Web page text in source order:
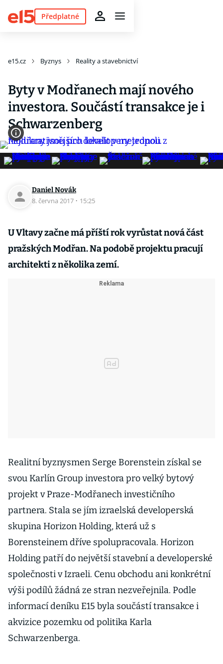
Předplatné
e15.cz Byznys Reality a stavebnictví
Byty v Modřanech mají nového
investora. Součástí transakce je i
Schwarzenberg
Daniel Novák
8. června 2017 · 15:25
U Vltavy začne má příští rok vyrůstat nová část
pražských Modřan. Na podobě projektu pracují
architekti z několika zemí.
Realitní byznysmen Serge Borenstein získal se
svou Karlín Group investora pro velký bytový
projekt v Praze-Modřanech investičního
partnera. Stala se jím izraelská developerská
skupina Horizon Holding, která už s
Borensteinem dříve spolupracovala. Horizon
Holding patří do největší stavební a developerské
společnosti v Izraeli. Cenu obchodu ani konkrétní
výši podílů žádná ze stran nezveřejnila. Podle
informací deníku E15 byla součástí transakce i
akvizice pozemku od politika Karla
Schwarzenberga.